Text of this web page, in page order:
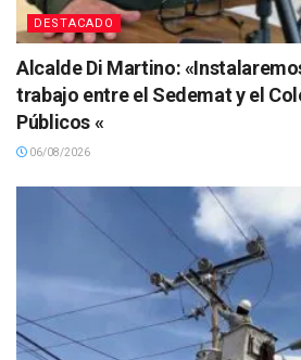
DESTACADO
Alcalde Di Martino:
trabajo entre el Sedemat y el
Públicos «
06/08/2026